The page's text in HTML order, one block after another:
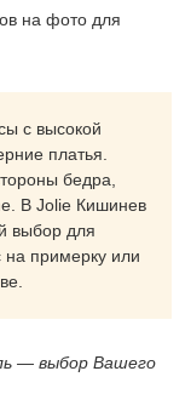
на фото для
с высокой
платья.
бедра,
В Jolie Кишинев
выбор для
на примерку или
— выбор Вашего